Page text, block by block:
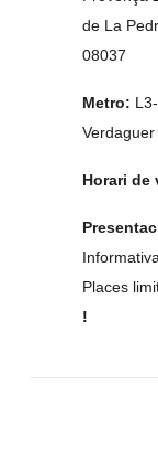
de La
08037
Metro:
Verdaguer
Horari de
Places
!